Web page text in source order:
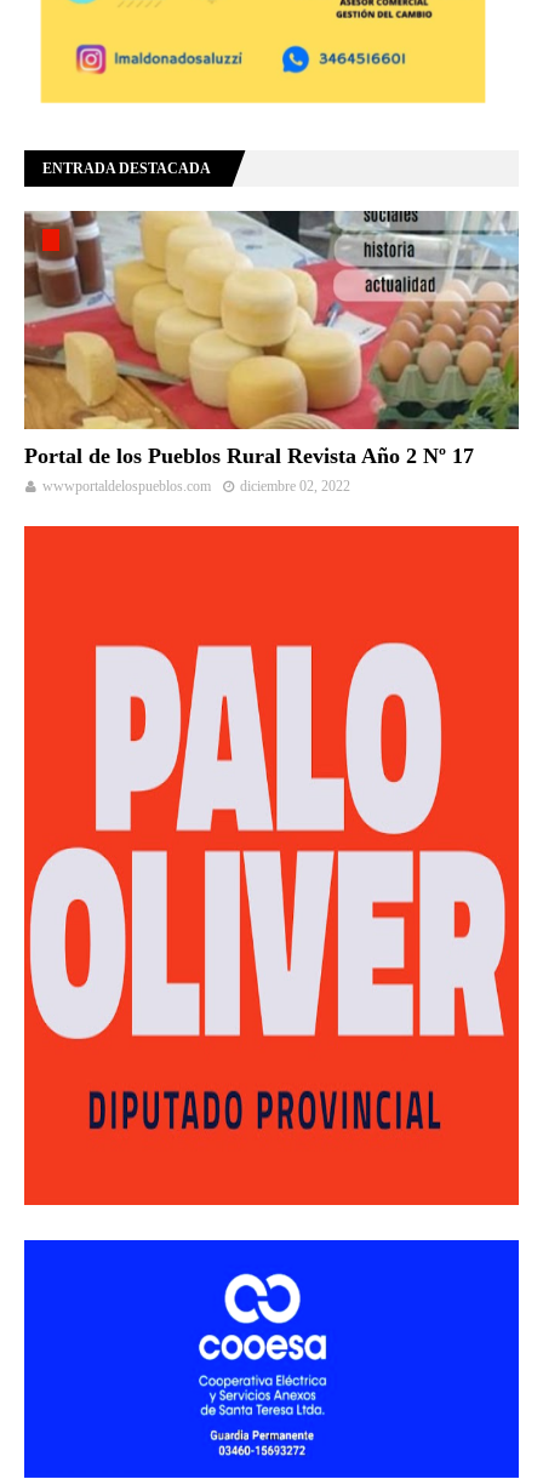
ENTRADA DESTACADA
Portal de los Pueblos Rural Revista Año 2 Nº 17
wwwportaldelospueblos.com diciembre 02, 2022